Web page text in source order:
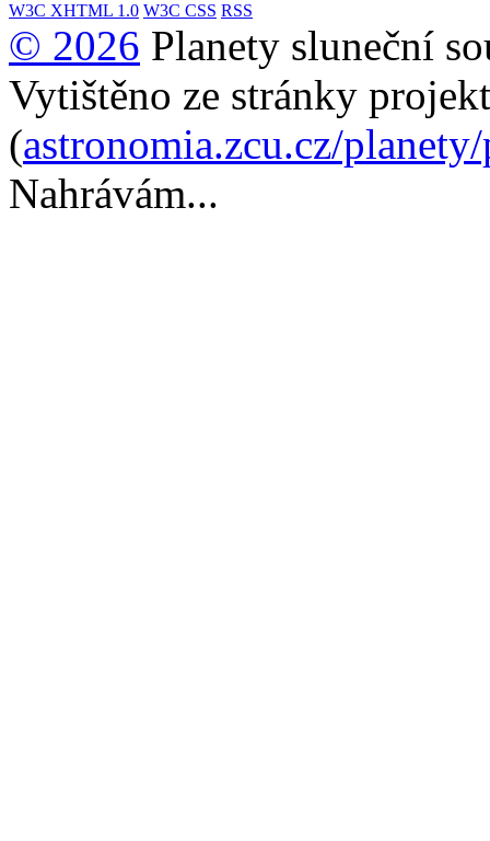
W3C XHTML 1.0 W3C CSS RSS
© 2026 Planety sluneční
Vytištěno ze stránky
(astronomia.zcu.cz/
Nahrávám...